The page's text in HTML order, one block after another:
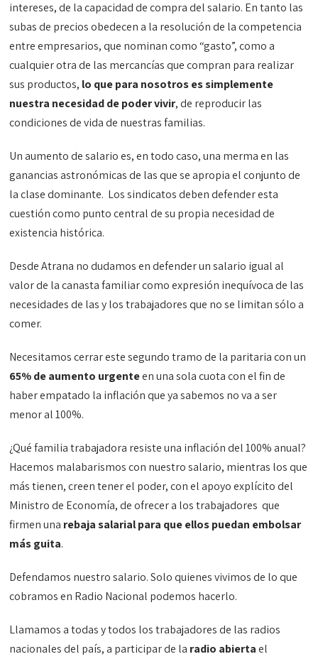
intereses, de la capacidad de compra del salario. En tanto las
subas de precios obedecen a la resolución de la competencia
entre empresarios, que nominan como “gasto”, como a
cualquier otra de las mercancías que compran para realizar
sus productos, lo que para nosotros es simplemente
nuestra necesidad de poder vivir, de reproducir las
condiciones de vida de nuestras familias.
Un aumento de salario es, en todo caso, una merma en las
ganancias astronómicas de las que se apropia el conjunto de
la clase dominante. Los sindicatos deben defender esta
cuestión como punto central de su propia necesidad de
existencia histórica.
Desde Atrana no dudamos en defender un salario igual al
valor de la canasta familiar como expresión inequívoca de las
necesidades de las y los trabajadores que no se limitan sólo a
comer.
Necesitamos cerrar este segundo tramo de la paritaria con un
65% de aumento urgenteen una sola cuota con el fin de
haber empatado la inflación que ya sabemos no va a ser
menor al 100%.
¿Qué familia trabajadora resiste una inflación del 100% anual?
Hacemos malabarismos con nuestro salario, mientras los que
más tienen, creen tener el poder, con el apoyo explícito del
Ministro de Economía, de ofrecer a los trabajadores que
firmen una rebaja salarial para que ellos puedan embolsar
más guita.
Defendamos nuestro salario. Solo quienes vivimos de lo que
cobramos en Radio Nacional podemos hacerlo.
Llamamos a todas y todos los trabajadores de las radios
nacionales del país, a participar de la radio abiertael